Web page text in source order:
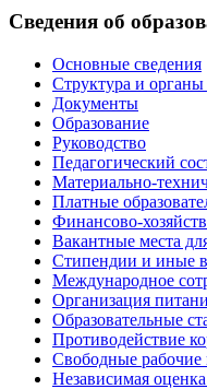
Сведения об
Основные сведения
Структура и органы
Документы
Образование
Руководство
Педагогический
Материально-
Платные
Финансово-
Вакантные места
Стипендии и иные
Международное
Организация
Образовательные
Противодействие
Свободные рабочие
Независимая оценка